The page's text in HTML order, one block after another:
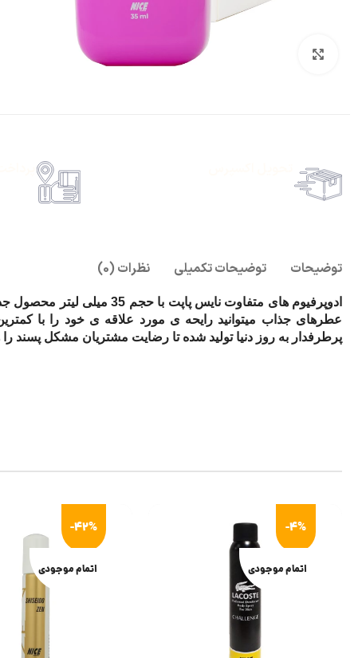
توضیحات توضیحات تکمیلی نظرات (0)
ادوپرفیوم های متفاوت نایس
عطرهای جذاب میتوانید رایحه ی مورد علاقه ی خود را با کمترین
پرطرفدار به روز دنیا تولید شده تا رضایت مشتریان مشکل پسند
-4%
اتمام موجودی
-42%
اتمام موجودی